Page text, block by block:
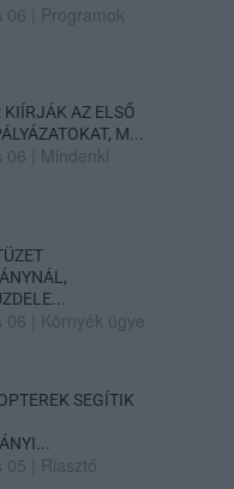
06 Programok
KIÍRJÁK AZ ELSŐ
M...
06
Mindenki
06 Környék ügye
SEGÍTIK
05 Riasztó